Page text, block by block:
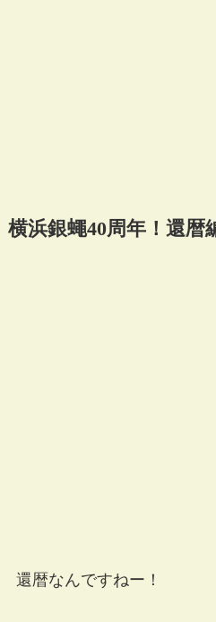
横浜銀蠅40周年！還暦
還暦なんですねー！